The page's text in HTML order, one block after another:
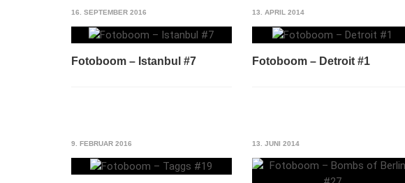
16. SEPTEMBER 2016
Fotoboom – Istanbul #7
13. APRIL 2014
Fotoboom – Detroit #1
9. FEBRUAR 2016 13. JUNI 2014